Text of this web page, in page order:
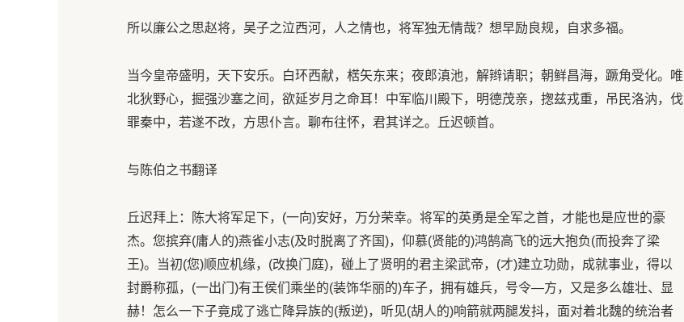
所以廉公之思赵将，吴子之泣西河，人之情也，将军独无情哉？想早励良规，自求多福。
当今皇帝盛明，天下安乐。白环西献，楛矢东来；夜郎滇池，解辫请职；朝鲜昌海，蹶角受化。唯
北狄野心，掘强沙塞之间，欲延岁月之命耳！中军临川殿下，明德茂亲，揔兹戎重，吊民洛汭，伐
罪秦中，若遂不改，方思仆言。聊布往怀，君其详之。丘迟顿首。
与陈伯之书翻译
丘迟拜上：陈大将军足下，(一向)安好，万分荣幸。将军的英勇是全军之首，才能也是应世的豪
杰。您摈弃(庸人的)燕雀小志(及时脱离了齐国)，仰慕(贤能的)鸿鹄高飞的远大抱负(而投奔了梁
王)。当初(您)顺应机缘，(改换门庭)，碰上了贤明的君主梁武帝，(才)建立功勋，成就事业，得以
封爵称孤，(一出门)有王侯们乘坐的(装饰华丽的)车子，拥有雄兵，号令—方，又是多么雄壮、显
赫！怎么一下子竟成了逃亡降异族的(叛逆)，听见(胡人的)响箭就两腿发抖，面对着北魏的统治者